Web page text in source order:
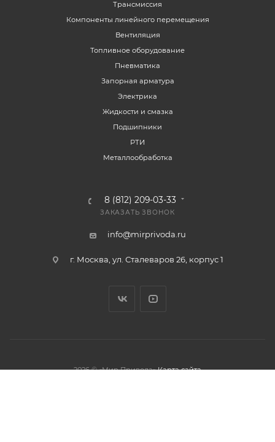
Трансмиссия
Компоненты линейного перемещения
Вентиляция
Топливное оборудование
Пневматика
Запорная арматура
Электрика
Жидкости и смазка
Подшипники
РТИ
Металлообработка
8 (812) 209-03-33
ЗАКАЗАТЬ ЗВОНОК
info@mirprivoda.ru
г. Москва, ул. Сталеваров 26, корпус 1
2026 © «Мир Привода» Карта сайта